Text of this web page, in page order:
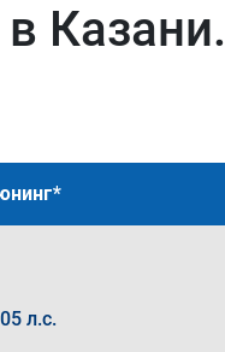
Казани.
л.с.